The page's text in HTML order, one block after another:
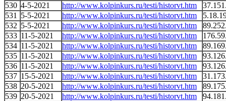
530 4-5-2021 http://www.kolpinkurs.ru/testi/historvt.htm
531
5-5-2021 http://www.kolpinkurs.ru/testi/historvt.htm
532 5-5-2021 http://www.kolpinkurs.ru/testi/historvt.htm
533 11-5-2021 http://www.kolpinkurs.ru/testi/historvt.htm
534 11-5-2021 http://www.kolpinkurs.ru/testi/historvt.htm
535 11-5-2021 http://www.kolpinkurs.ru/testi/historvt.htm
536 11-5-2021 http://www.kolpinkurs.ru/testi/historvt.htm
537 15-5-2021 http://www.kolpinkurs.ru/testi/historvt.htm
538 20-5-2021 http://www.kolpinkurs.ru/testi/historvt.htm
539 20-5-2021 http://www.kolpinkurs.ru/testi/historvt.htm